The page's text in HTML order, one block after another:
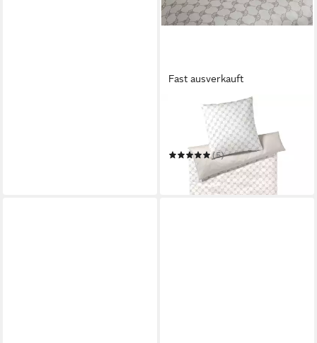
Fast ausverkauft
Bettwäsche Cornflower
(5)
ab 35,00 €
in 2-3 Werktagen bei dir